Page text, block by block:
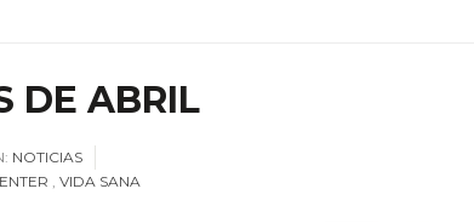
DE ABRIL
NOTICIAS
, VIDA SANA